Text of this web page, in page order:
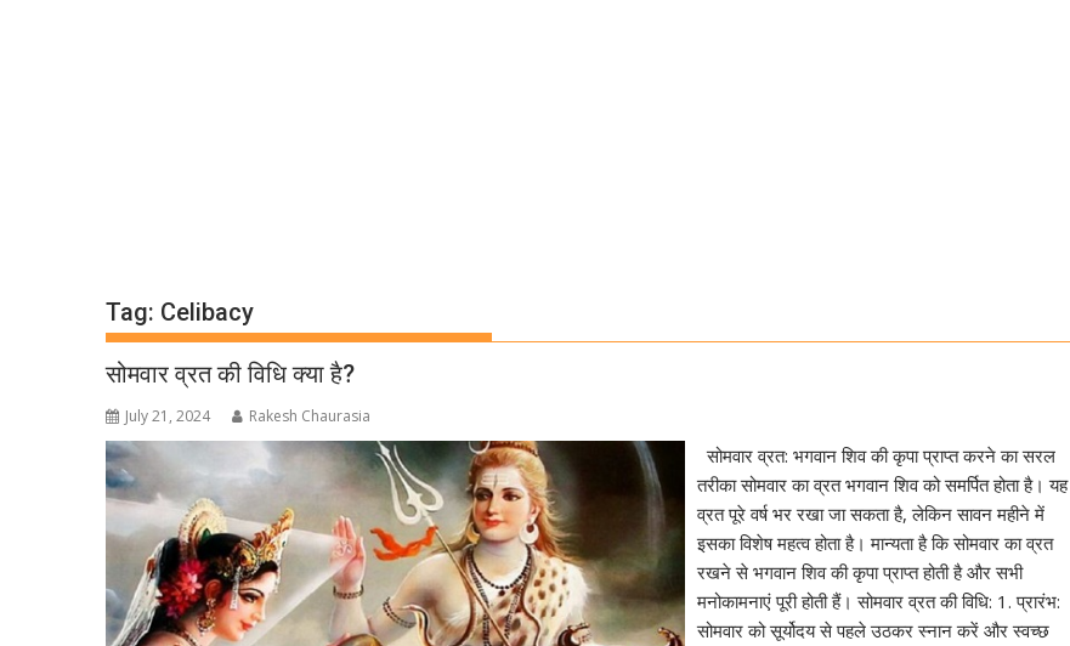
Tag: Celibacy
सोमवार व्रत की विधि क्या है?
July 21, 2024 Rakesh Chaurasia
सोमवार व्रत: भगवान शिव की कृपा प्राप्त करने का सरल
तरीका सोमवार का व्रत भगवान शिव को समर्पित होता है। यह
व्रत पूरे वर्ष भर रखा जा सकता है, लेकिन सावन महीने में
इसका विशेष महत्व होता है। मान्यता है कि सोमवार का व्रत
रखने से भगवान शिव की कृपा प्राप्त होती है और सभी
मनोकामनाएं पूरी होती हैं। सोमवार व्रत की विधि: 1. प्रारंभ:
सोमवार को सूर्योदय से पहले उठकर स्नान करें और स्वच्छ